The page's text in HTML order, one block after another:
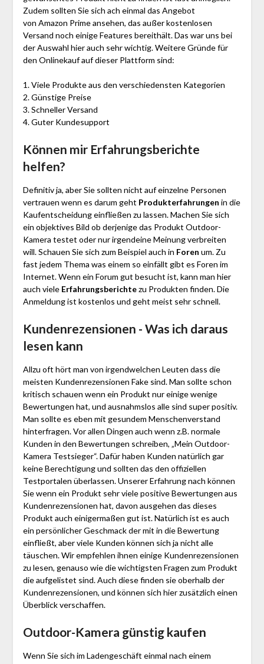
Zudem sollten Sie sich ach einmal das Angebot
von Amazon Prime ansehen, das außer kostenlosen
Versand noch einige Features bereithält. Das war uns bei
der Auswahl hier auch sehr wichtig. Weitere Gründe für
den Onlinekauf auf dieser Plattform sind:
1. Viele Produkte aus den verschiedensten Kategorien
2. Günstige Preise
3. Schneller Versand
4. Guter Kundesupport
Können mir Erfahrungsberichte
helfen?
Definitiv ja, aber Sie sollten nicht auf einzelne Personen
vertrauen wenn es darum geht Produkterfahrungen in die
Kaufentscheidung einfließen zu lassen. Machen Sie sich
ein objektives Bild ob derjenige das Produkt Outdoor-
Kamera testet oder nur irgendeine Meinung verbreiten
will. Schauen Sie sich zum Beispiel auch in Foren um. Zu
fast jedem Thema was einem so einfällt gibt es Foren im
Internet. Wenn ein Forum gut besucht ist, kann man hier
auch viele Erfahrungsberichtezu Produkten finden. Die
Anmeldung ist kostenlos und geht meist sehr schnell.
Kundenrezensionen - Was ich daraus
lesen kann
Allzu oft hört man von irgendwelchen Leuten dass die
meisten Kundenrezensionen Fake sind. Man sollte schon
kritisch schauen wenn ein Produkt nur einige wenige
Bewertungen hat, und ausnahmslos alle sind super positiv.
Man sollte es eben mit gesundem Menschenverstand
hinterfragen. Vor allen Dingen auch wenn z.B. normale
Kunden in den Bewertungen schreiben, „Mein Outdoor-
Kamera Testsieger“. Dafür haben Kunden natürlich gar
keine Berechtigung und sollten das den offiziellen
Testportalen überlassen. Unserer Erfahrung nach können
Sie wenn ein Produkt sehr viele positive Bewertungen aus
Kundenrezensionen hat, davon ausgehen das dieses
Produkt auch einigermaßen gut ist. Natürlich ist es auch
ein persönlicher Geschmack der mit in die Bewertung
einfließt, aber viele Kunden können sich ja nicht alle
täuschen. Wir empfehlen ihnen einige Kundenrezensionen
zu lesen, genauso wie die wichtigsten Fragen zum Produkt
die aufgelistet sind. Auch diese finden sie oberhalb der
Kundenrezensionen, und können sich hier zusätzlich einen
Überblick verschaffen.
Outdoor-Kamera günstig kaufen
Wenn Sie sich im Ladengeschäft einmal nach einem